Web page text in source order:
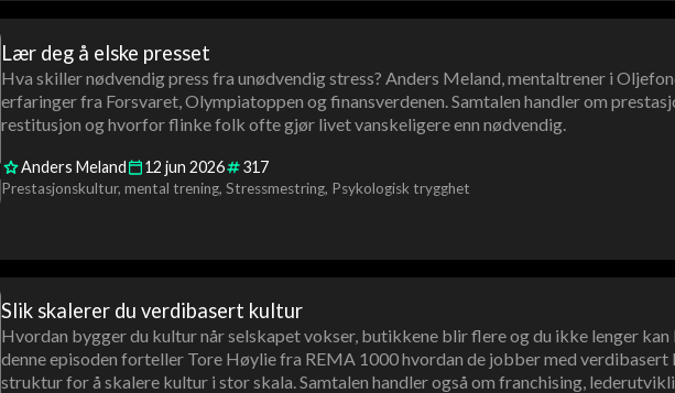
Lær deg å elske presset
Hva skiller nødvendig press fra unødvendig stress? Anders Meland, mentaltrener i
erfaringer fra Forsvaret, Olympiatoppen og finansverdenen. Samtalen handler om
restitusjon og hvorfor flinke folk ofte gjør livet vanskeligere enn nødvendig.
Anders Meland 12 jun 2026 317
Prestasjonskultur mental trening Stressmestring Psykologisk trygghet
Slik skalerer du verdibasert kultur
Hvordan bygger du kultur når selskapet vokser, butikkene blir flere og du ikke lenger
denne episoden forteller Tore Høylie fra REMA 1000 hvordan de jobber med verdibasert
struktur for å skalere kultur i stor skala. Samtalen handler også om franchising,